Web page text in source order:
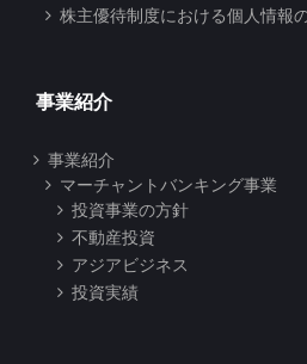
株主優待制度における個人情報
事業紹介
事業紹介
マーチャントバンキング事業
投資事業の方針
不動産投資
アジアビジネス
投資実績